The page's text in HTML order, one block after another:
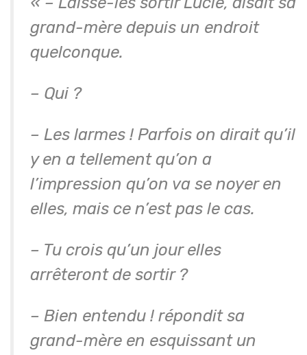
grand-mère depuis un endroit
quelconque.
– Qui ?
– Les larmes ! Parfois on dirait qu’il
y en a tellement qu’on a
l’impression qu’on va se noyer en
elles, mais ce n’est pas le cas.
– Tu crois qu’un jour elles
arrêteront de sortir ?
– Bien entendu ! répondit sa
grand-mère en esquissant un